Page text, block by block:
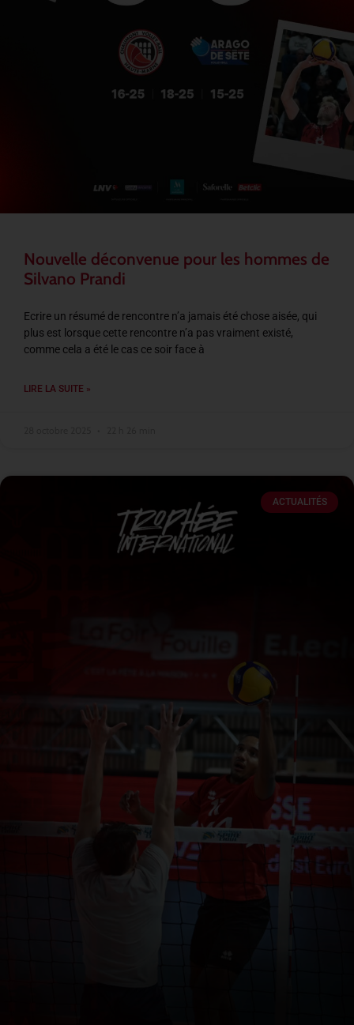
Nouvelle déconvenue pour les hommes de
Silvano Prandi
Ecrire un résumé de rencontre n’a jamais été chose aisée, qui
plus est lorsque cette rencontre n’a pas vraiment existé,
comme cela a été le cas ce soir face à
LIRE LA SUITE »
ACTUALITÉS